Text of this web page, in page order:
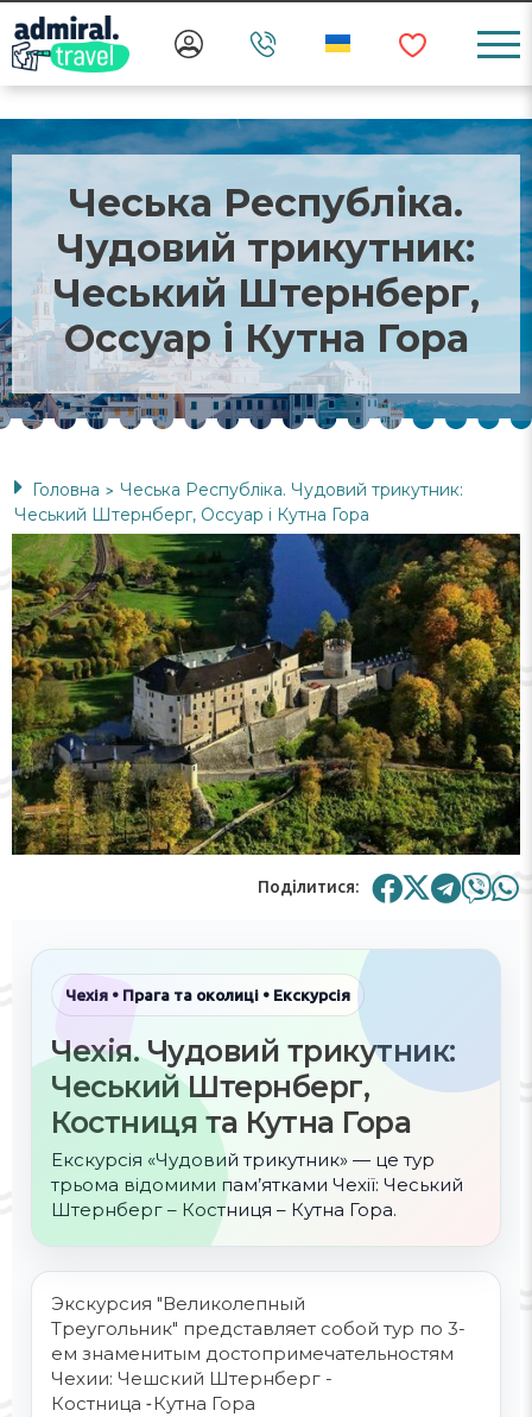
Чеська Республіка.
Чудовий трикутник:
Чеський Штернберг,
Оссуар і Кутна Гора
Головна > Чеська Республіка. Чудовий трикутник:
Чеський Штернберг, Оссуар і Кутна Гора
Поділитися:
Чехія • Прага та околиці • Екскурсія
Чехія. Чудовий трикутник:
Чеський Штернберг,
Костниця та Кутна Гора
Екскурсія «Чудовий трикутник» — це тур
трьома відомими пам’ятками Чехії: Чеський
Штернберг – Костниця – Кутна Гора.
Экскурсия "Великолепный
Треугольник" представляет собой тур по 3-
ем знаменитым достопримечательностям
Чехии: Чешский Штернберг -
Костница -Кутна Гора